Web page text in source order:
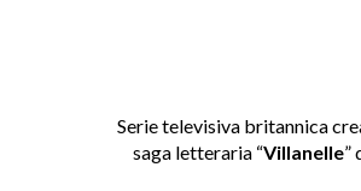
Serie televisiva britannica
saga letteraria “Villanelle”